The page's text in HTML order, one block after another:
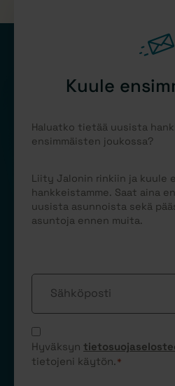
Kuule
Haluatko tietää uusista
ensimmäisten joukossa?
Liity Jalonin rinkiin ja kuule
hankkeistamme. Saat aina
uusista asunnoista sekä
asuntoja ennen muita.
Suostumus
Hyväksyn
tietojeni käytön. *